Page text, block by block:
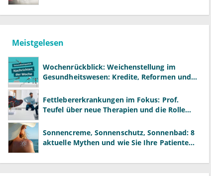
Meistgelesen
Wochenrückblick: Weichenstellung im
Gesundheitswesen: Kredite, Reformen und
Fettlebererkrankungen im Fokus: Prof.
Teufel über neue Therapien und die Rolle
Sonnencreme, Sonnenschutz, Sonnenbad: 8
aktuelle Mythen und wie Sie Ihre Patienten